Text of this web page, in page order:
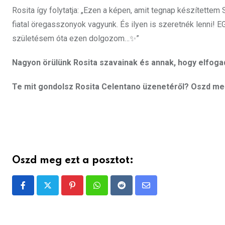
Rosita így folytatja: „Ezen a képen, amit tegnap
fiatal öregasszonyok vagyunk. És ilyen is szeretnék lenni!
születésem óta ezen dolgozom…✨”
Nagyon örülünk Rosita szavainak és annak, hogy
Te mit gondolsz Rosita Celentano üzenetéről? Oszd
Oszd meg ezt a posztot:
PinterestWhatsappRedditShare